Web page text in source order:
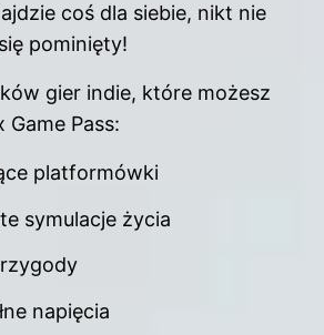
coś dla siebie, nikt nie
pominięty!
gier indie, które możesz
Pass:
platformówki
symulacje życia
napięcia